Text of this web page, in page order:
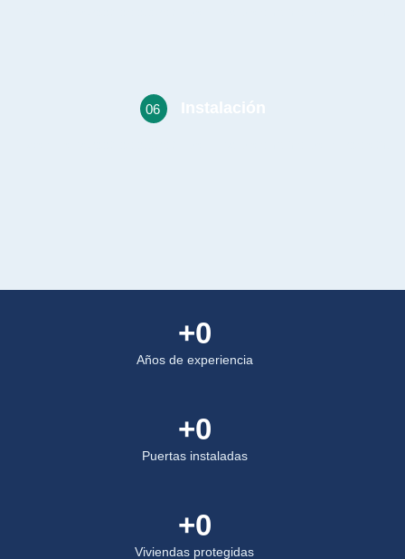
06 Instalación
+0
Años de experiencia
+0
Puertas instaladas
+0
Viviendas protegidas